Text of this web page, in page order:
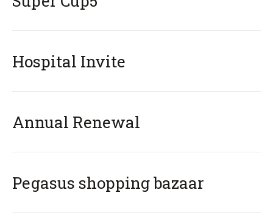
Hospital Invite
Annual Renewal
Pegasus‬ ‪‎shopping ‪‎bazaar